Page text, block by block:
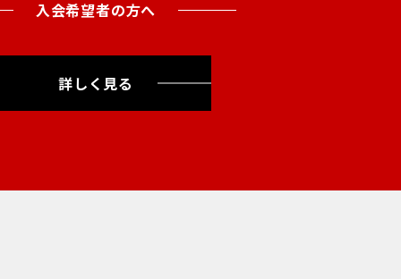
入会希望者の方へ
詳しく見る